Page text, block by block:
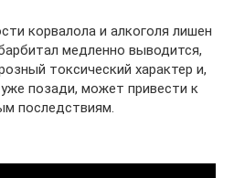
корвалола и алкоголя лишен
медленно выводится,
токсический характер и,
позади, может привести к
последствиям.